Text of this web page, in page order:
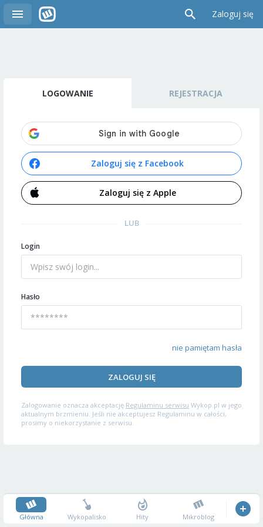
Zaloguj się
LOGOWANIE REJESTRACJA
Zaloguj się z Facebook
Zaloguj się z Apple
LUB
Login
Hasło
nie pamiętam hasła
ZALOGUJ SIĘ
Zalogowanie oznacza akceptację Regulaminu serwisu Wykop.pl w jego
aktualnym brzmieniu. Jeśli nie akceptujesz Regulaminu w całości,
prosimy o niekorzystanie z serwisu.
Główna Wykopalisko Hity Mikroblog